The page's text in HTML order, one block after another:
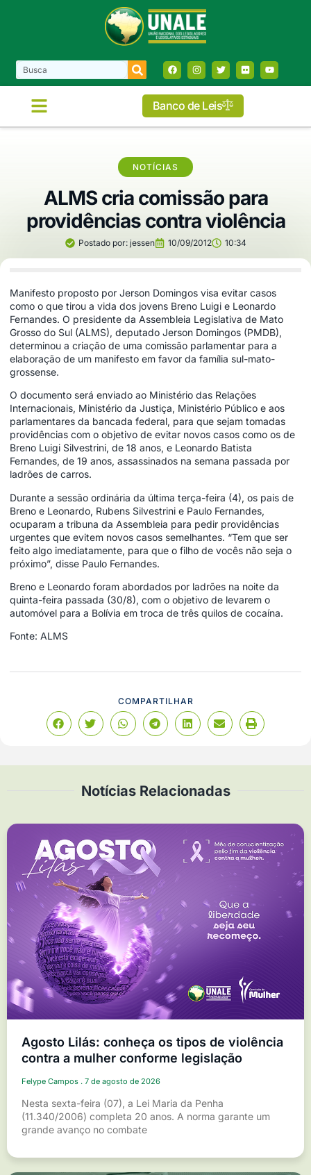
Banco de Leis
NOTÍCIAS
ALMS cria comissão para
providências contra violência
Postado por:jessen 10/09/2012 10:34
Manifesto proposto por Jerson Domingos visa evitar casos
como o que tirou a vida dos jovens Breno Luigi e Leonardo
Fernandes. O presidente da Assembleia Legislativa de Mato
Grosso do Sul (ALMS), deputado Jerson Domingos (PMDB),
determinou a criação de uma comissão parlamentar para a
elaboração de um manifesto em favor da família sul-mato-
grossense.
O documento será enviado ao Ministério das Relações
Internacionais, Ministério da Justiça, Ministério Público e aos
parlamentares da bancada federal, para que sejam tomadas
providências com o objetivo de evitar novos casos como os de
Breno Luigi Silvestrini, de 18 anos, e Leonardo Batista
Fernandes, de 19 anos, assassinados na semana passada por
ladrões de carros.
Durante a sessão ordinária da última terça-feira (4), os pais de
Breno e Leonardo, Rubens Silvestrini e Paulo Fernandes,
ocuparam a tribuna da Assembleia para pedir providências
urgentes que evitem novos casos semelhantes. “Tem que ser
feito algo imediatamente, para que o filho de vocês não seja o
próximo”, disse Paulo Fernandes.
Breno e Leonardo foram abordados por ladrões na noite da
quinta-feira passada (30/8), com o objetivo de levarem o
automóvel para a Bolívia em troca de três quilos de cocaína.
Fonte: ALMS
COMPARTILHAR
Notícias Relacionadas
Agosto Lilás: conheça os tipos de violência
contra a mulher conforme legislação
Felype Campos 7 de agosto de 2026
Nesta sexta-feira (07), a Lei Maria da Penha
(11.340/2006) completa 20 anos. A norma garante um
grande avanço no combate